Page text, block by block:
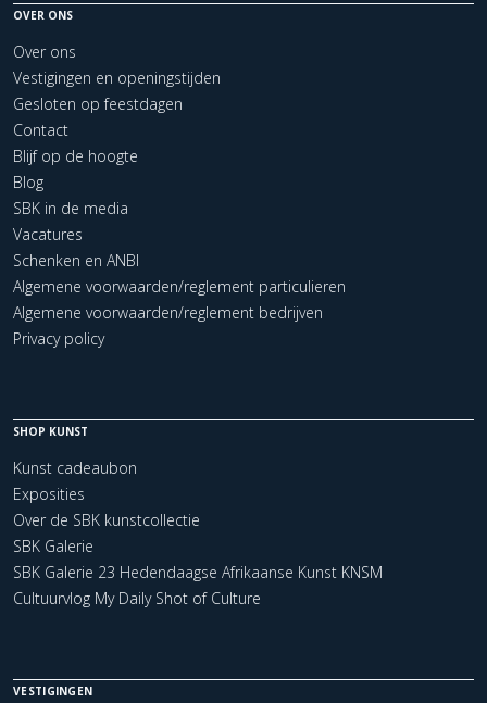
OVER ONS
Over ons
Vestigingen en openingstijden
Gesloten op feestdagen
Contact
Blijf op de hoogte
Blog
SBK in de media
Vacatures
Schenken en ANBI
Algemene voorwaarden/reglement particulieren
Algemene voorwaarden/reglement bedrijven
Privacy policy
SHOP KUNST
Kunst cadeaubon
Exposities
Over de SBK kunstcollectie
SBK Galerie
SBK Galerie 23 Hedendaagse Afrikaanse Kunst KNSM
Cultuurvlog My Daily Shot of Culture
VESTIGINGEN